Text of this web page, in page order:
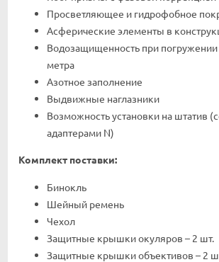
Просветляющее и гидрофобное
Асферические элементы в
Водозащищенность при погружении
метра
Азотное заполнение
Выдвижные наглазники
Возможность установки на штатив
адаптерами N)
Комплект поставки:
Бинокль
Шейный ремень
Чехол
Защитные крышки окуляров – 2 шт.
Защитные крышки объективов – 2